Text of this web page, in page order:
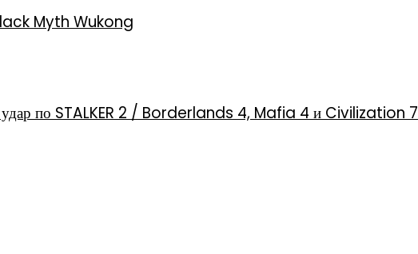
Myth Wukong
удар по STALKER 2 / Borderlands 4, Mafia 4 и Civilization 7